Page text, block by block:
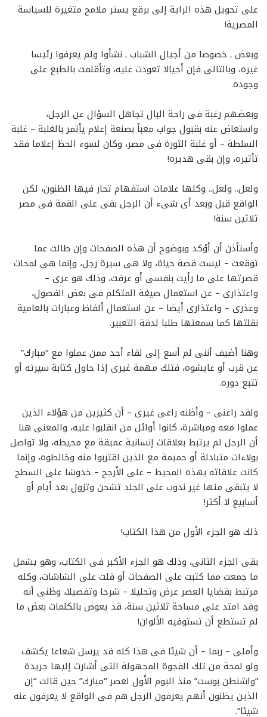
على تحويل هذه الراية إلى برقع يستر ملامح متغيرة للسياسة
المصرية!
وبعض ـ خصوصا من أجيال الشباب ـ نشأوا ولم يعرفوا رئيسا
غيره، وبالتالى فإن أجيالا تعودت عليه، وتأقلمت بالطبع على
وجوده.
وبعضهم رغبة فى راحة البال تجاهل السؤال عن الرجل،
واستعاض عنه بقبول جواب معبأ بصنعة إعلام يأتمر بالغلبة – غلبة
السلطة – أو غلبة الثورة فى مصر، وكان لسوء الحظ إعلاما فقد
تأثيره، وإن بقى هديره!
ولعل.. ولعل.. وكلها علامات استفهام تحار فيها الظنون، لكن
الواقع قبل وبعد أى شىء أن الرجل بقى على القمة فى مصر
ثلاثين سنة!
وأستأذن أن أؤكد وبوضوح أن هذه الصفحات وإن طالت عما
توقعت – ليست قصة حياة، ولا هى سيرة رجل، وإنما هى لمحات
قصرتها على ما رأيت بنفسى أو عرفت، وذلك هو عرى –
واعتذارى – عن استعمال صيغة المتكلم فى بعض الفصول،
وعذرى – واعتذارى أيضا – عن استعمال ألفاظ وعبارات بالعامية
نقلتها كما سمعتها طلبا لدقة التعبير.
وهنا أضيف أننى لم أسع إلى لقاء أحد ممن عملوا مع “مبارك”
عن قرب أو عايشوه، فتلك مهمة غيرى إذا حاول كتابة سيرته أو
تتبع دوره.
ولقد راعنى – وأظنه راعى غيرى – أن كثيرين من هؤلاء الذين
عملوا معه ومباشرة، كانوا أوائل من انقلبوا عليه، والمعنى هنا
أن الرجل لم يرتبط بعلاقات إنسانية عميقة مع محيطه، ولا تواصل
بولاءات متبادلة أو حميمة مع الذين اقتربوا منه وخالطوه، وإنما
كانت علاقاته بهذه المحيط – على الأرجح – خدوشا على السطح
لا يتبقى منها غير ندوب على الجلد تشحن وتزول بعد أيام أو
أسابيع لا أكثر!
ذلك هو الجزء الأول من هذا الكتاب!
بقى الجزء الثانى، وذلك هو الجزء الأكبر فى الكتاب، وهو يشمل
ما جمعت مما كتبت على الصفحات أو قلت على الشاشات، وكله
مرتبط بقضايا العصر عرض وتحليلا – شرحا وتفصيلا، وظنى أنه
وقد امتد على مساحة ثلاثين سنة، قد يعوض بالكلمات بعض ما
لم تستطع أن تستوفيه الألوان!
وأملى – ربما – أن شيئا فى هذا كله قد يرسل شعاعا يكشف
ولو لمحة من تلك الفجوة المجهولة التى أشارت إليها جريدة
“واشنطن بوست” منذ اليوم الأول لعصر “مبارك” حين قالت “إن
الذين يظنون أنهم يعرفون الرجل هم فى الواقع لا يعرفون عنه
شيئا”.